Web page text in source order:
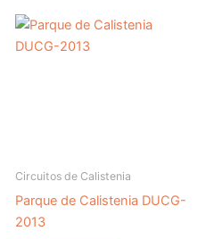
Circuitos de Calistenia
Parque de Calistenia DUCG-
2013